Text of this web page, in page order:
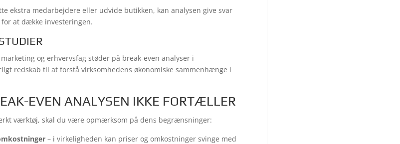
ekstra medarbejdere eller udvide butikken, kan analysen give svar
at dække investeringen.
og erhvervsfag støder på break-even analyser i
redskab til at forstå virksomhedens økonomiske sammenhænge i
EVEN ANALYSEN IKKE FORTÆLLER
værktøj, skal du være opmærksom på dens begrænsninger:
– i virkeligheden kan priser og omkostninger svinge med